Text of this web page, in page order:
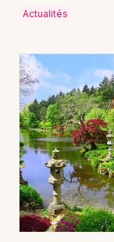
Actualités